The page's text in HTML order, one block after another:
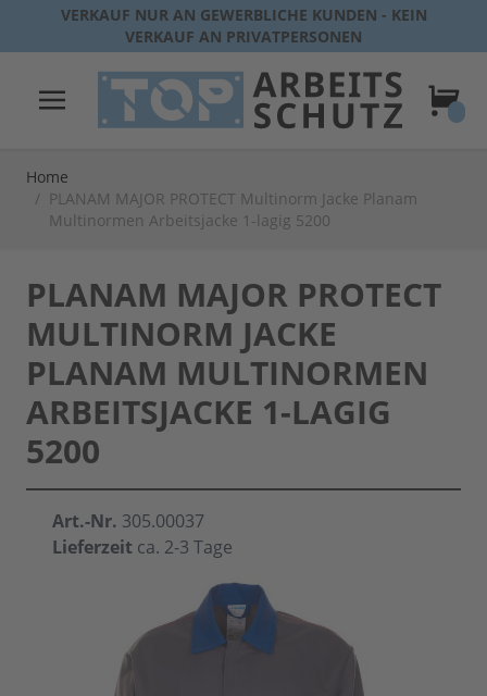
Direkt zum Inhalt
VERKAUF NUR AN GEWERBLICHE KUNDEN - KEIN
VERKAUF AN PRIVATPERSONEN
Home
/ PLANAM MAJOR PROTECT Multinorm Jacke Planam
Multinormen Arbeitsjacke 1-lagig 5200
PLANAM MAJOR PROTECT
MULTINORM JACKE
PLANAM MULTINORMEN
ARBEITSJACKE 1-LAGIG
5200
Art.-Nr. 305.00037
Lieferzeit ca. 2-3 Tage